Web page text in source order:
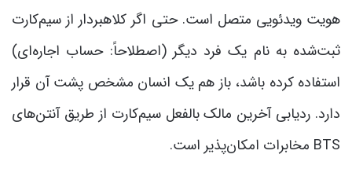
هویت ویدئویی متصل است. حتی اگر کلاهبردار از سیم‌کارت
ثبت‌شده به نام یک فرد دیگر (اصطلاحاً: حساب اجاره‌ای)
استفاده کرده باشد، باز هم یک انسان مشخص پشت آن قرار
دارد. ردیابی آخرین مالک بالفعل سیم‌کارت از طریق آنتن‌های
BTS مخابرات امکان‌پذیر است.